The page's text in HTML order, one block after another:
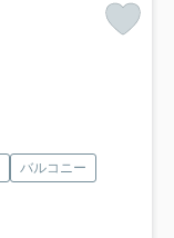
バルコニー